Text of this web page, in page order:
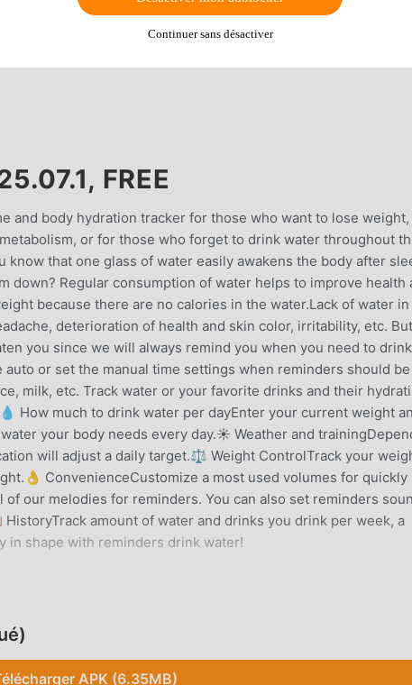
FREE
and body hydration tracker for those who want to lose weight,
or for those who forget to drink water throughout
know that one glass of water easily awakens the body after
down? Regular consumption of water helps to improve health
because there are no calories in the water.Lack of water in
deterioration of health and skin color, irritability, etc. But
you since we will always remind you when you need to drink
or set the manual time settings when reminders should be
milk, etc. Track water or your favorite drinks and their
How much to drink water per dayEnter your current weight
your body needs every day.☀ Weather and
will adjust a daily target.⚖ Weight ControlTrack your
ConvenienceCustomize a most used volumes for quickly
our melodies for reminders. You can also set reminders
amount of water and drinks you drink per week, a
in shape with reminders drink water!
télécharger cette application, moddroid est votre
version de BeWet 2025.07.1 gratuitement, mais fournit
APK (6.35MB)
Continuer sans désactiver